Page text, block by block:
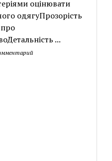
оцінювати
одягуПрозорість
...